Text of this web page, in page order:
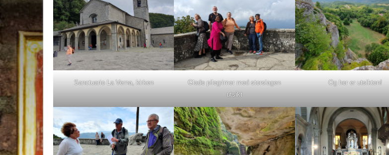
Sanctuario La Verna, kirken
Glade pilegrimer med storslagen
utsikt
Og her er utsikten!